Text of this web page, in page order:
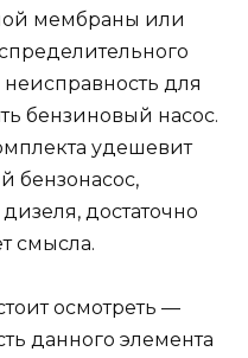
мембраны или
неисправность для
бензиновый насос.
удешевит
бензонасос,
достаточно
смысла.
осмотреть —
данного элемента